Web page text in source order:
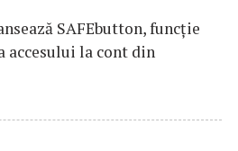
SAFEbutton, funcţie
accesului la cont din